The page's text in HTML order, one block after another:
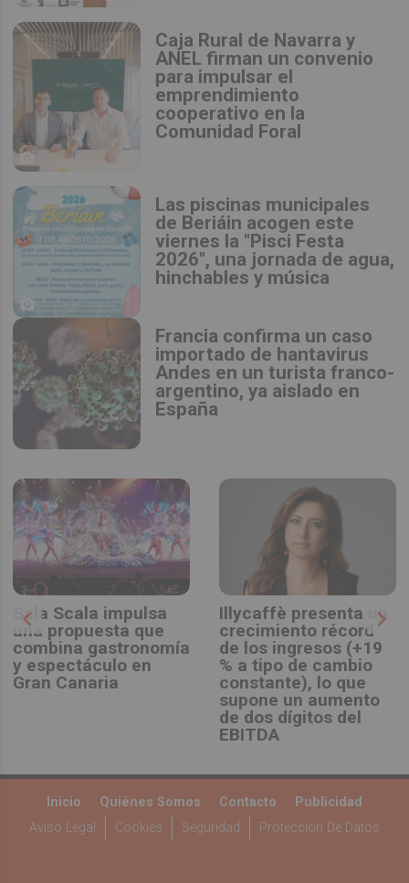
Caja Rural de Navarra y
ANEL firman un convenio
para impulsar el
emprendimiento
cooperativo en la
Comunidad Foral
Las piscinas municipales
de Beriáin acogen este
viernes la "Pisci Festa
2026", una jornada de agua,
hinchables y música
Francia confirma un caso
importado de hantavirus
Andes en un turista franco-
argentino, ya aislado en
España
chevron_left
Sala Scala impulsa
una propuesta que
combina gastronomía
y espectáculo en
Gran Canaria
Illycaffè presenta un
crecimiento récord
de los ingresos (+19
% a tipo de cambio
constante), lo que
supone un aumento
de dos dígitos del
EBITDA
chevron_right
Inicio Quiénes Somos Contacto
Publicidad
Aviso Legal
Cookies Seguridad Protección De Datos